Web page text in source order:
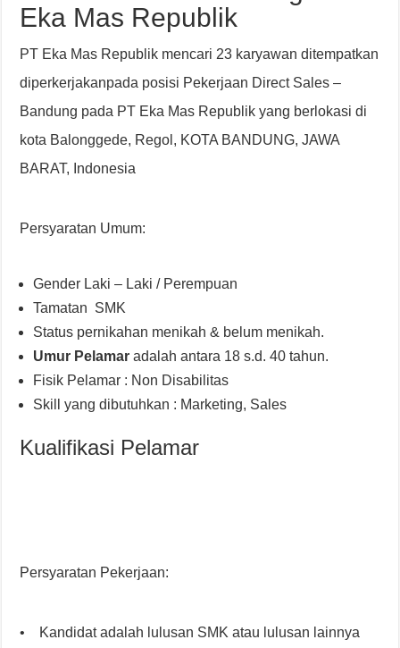
Eka Mas Republik
PT Eka Mas Republik mencari 23 karyawan ditempatkan
diperkerjakanpada posisi Pekerjaan Direct Sales –
Bandung pada PT Eka Mas Republik yang berlokasi di
kota Balonggede, Regol, KOTA BANDUNG, JAWA
BARAT, Indonesia
Persyaratan Umum:
Gender Laki – Laki / Perempuan
Tamatan SMK
Status pernikahan menikah & belum menikah.
Umur Pelamaradalah antara 18 s.d. 40 tahun.
Fisik Pelamar : Non Disabilitas
Skill yang dibutuhkan : Marketing, Sales
Kualifikasi Pelamar
Persyaratan Pekerjaan:
• Kandidat adalah lulusan SMK atau lulusan lainnya